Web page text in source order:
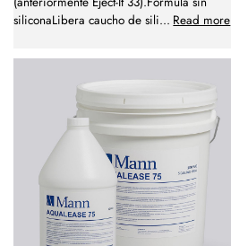
siliconaLibera caucho de sili... Read more